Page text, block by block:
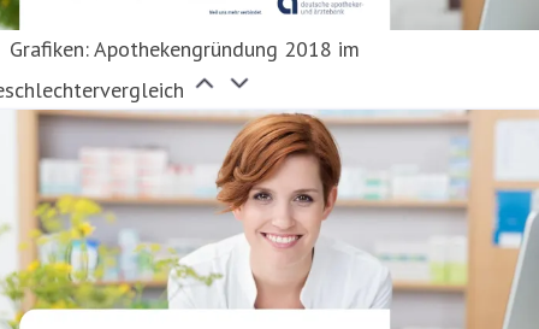
Grafiken: Apothekengründung 2018 im